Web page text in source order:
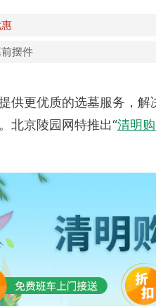
摆件
供更优质的选墓服务，
北京陵园网特推出“清明